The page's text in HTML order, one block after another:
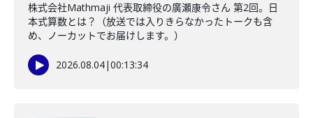
株式会社Mathmaji 代表取締役の廣瀬康令さん 第2回。日
本式算数とは？（放送では入りきらなかったトークも含
め、ノーカットでお届けします。）
2026.08.04|00:13:34